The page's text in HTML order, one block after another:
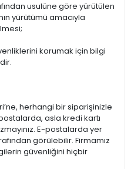
usulüne göre yürütülen
yürütümü amacıyla
korumak için bilgi
herhangi bir siparişinizle
asla kredi kartı
E-postalarda yer
görülebilir. Firmamız
güvenliğini hiçbir